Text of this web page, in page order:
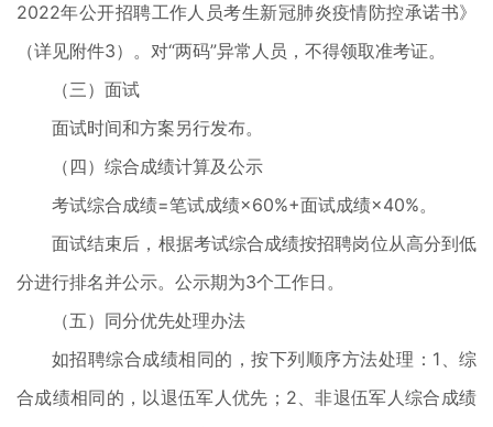
2022年公开招聘工作人员考生新冠肺炎疫情防控承诺书》
（详见附件3）。对“两码”异常人员，不得领取准考证。
（三）面试
面试时间和方案另行发布。
（四）综合成绩计算及公示
考试综合成绩=笔试成绩×60%+面试成绩×40%。
面试结束后，根据考试综合成绩按招聘岗位从高分到低
分进行排名并公示。公示期为3个工作日。
（五）同分优先处理办法
如招聘综合成绩相同的，按下列顺序方法处理：1、综
合成绩相同的，以退伍军人优先；2、非退伍军人综合成绩